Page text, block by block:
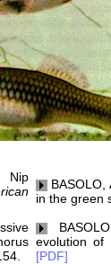
Nip
in the green
evolution of
[PDF]